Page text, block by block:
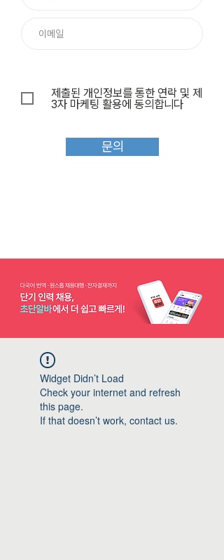
제출된 개인정보를 통한 연락 및 제
3자 마케팅 활용에 동의합니다
문의
Widget Didn’t Load
Check your internet and refresh
this page.
If that doesn’t work, contact us.